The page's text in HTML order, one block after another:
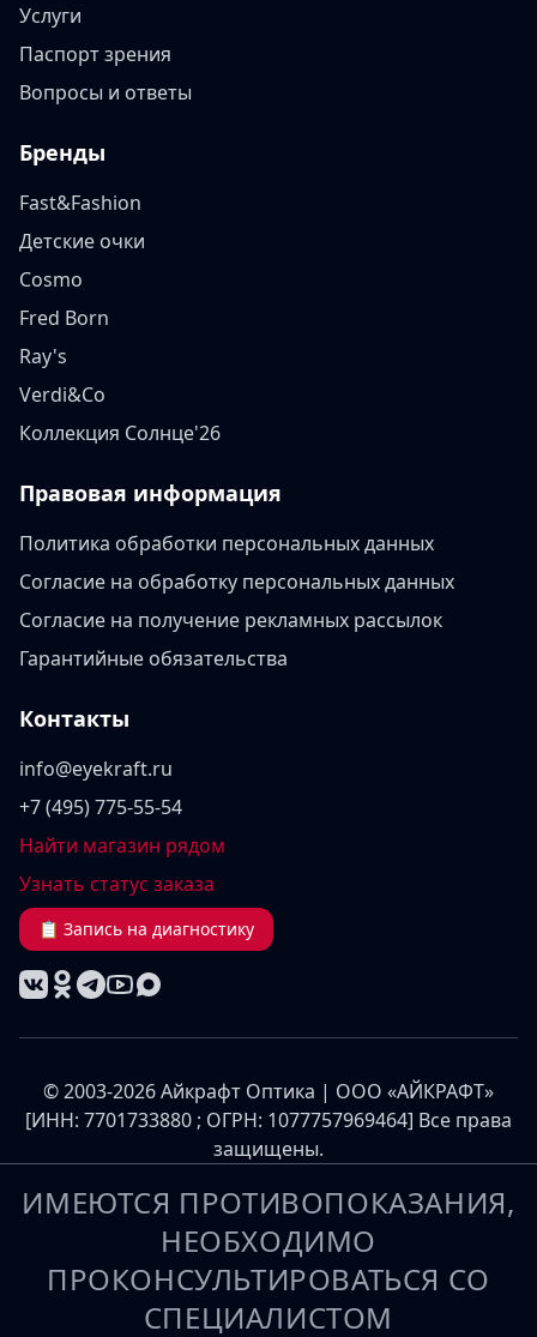
Услуги
Паспорт зрения
Вопросы и ответы
Бренды
Fast&Fashion
Детские очки
Cosmo
Fred Born
Ray's
Verdi&Co
Коллекция Солнце'26
Правовая информация
Политика обработки персональных данных
Согласие на обработку персональных данных
Согласие на получение рекламных рассылок
Гарантийные обязательства
Контакты
info@eyekraft.ru
+7 (495) 775-55-54
Найти магазин рядом
Узнать статус заказа
📋 Запись на диагностику
© 2003-2026 Айкрафт Оптика | ООО «АЙКРАФТ»
[ИНН: 7701733880 ; ОГРН: 1077757969464] Все права
защищены.
ИМЕЮТСЯ ПРОТИВОПОКАЗАНИЯ,
НЕОБХОДИМО
ПРОКОНСУЛЬТИРОВАТЬСЯ СО
СПЕЦИАЛИСТОМ